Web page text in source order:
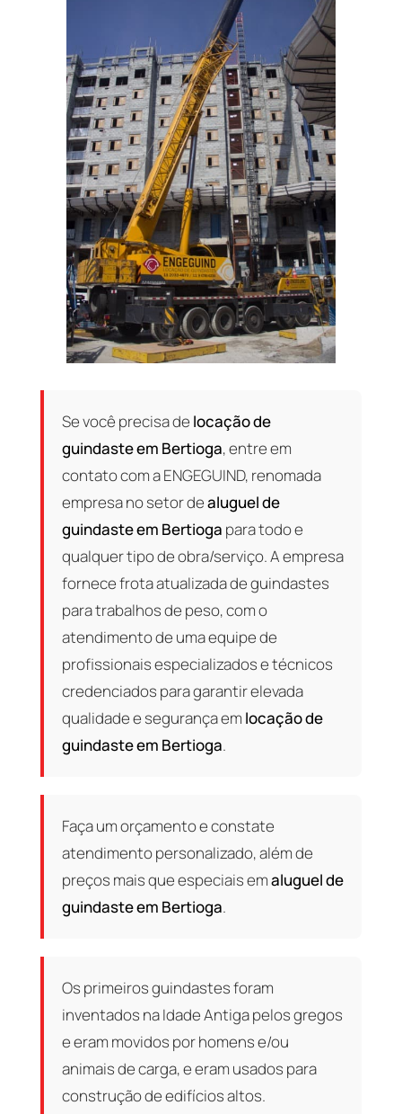
Se você precisa de locação de
guindaste em Bertioga, entre em
contato com a ENGEGUIND, renomada
empresa no setor dealuguel de
guindaste em Bertioga para todo e
qualquer tipo de obra/serviço. A empresa
fornece frota atualizada de guindastes
para trabalhos de peso, com o
atendimento de uma equipe de
profissionais especializados e técnicos
credenciados para garantir elevada
qualidade e segurança em locação de
guindaste em Bertioga.
Faça um orçamento e constate
atendimento personalizado, além de
preços mais que especiais emaluguel de
guindaste em Bertioga.
Os primeiros guindastes foram
inventados na Idade Antiga pelos gregos
e eram movidos por homens e/ou
animais de carga, e eram usados para
construção de edifícios altos.